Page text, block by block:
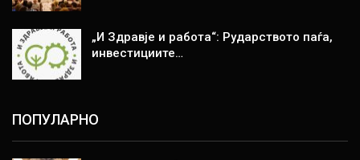
„И Здравје и работа“: Рударството паѓа,
инвестициите…
ПОПУЛАРНО